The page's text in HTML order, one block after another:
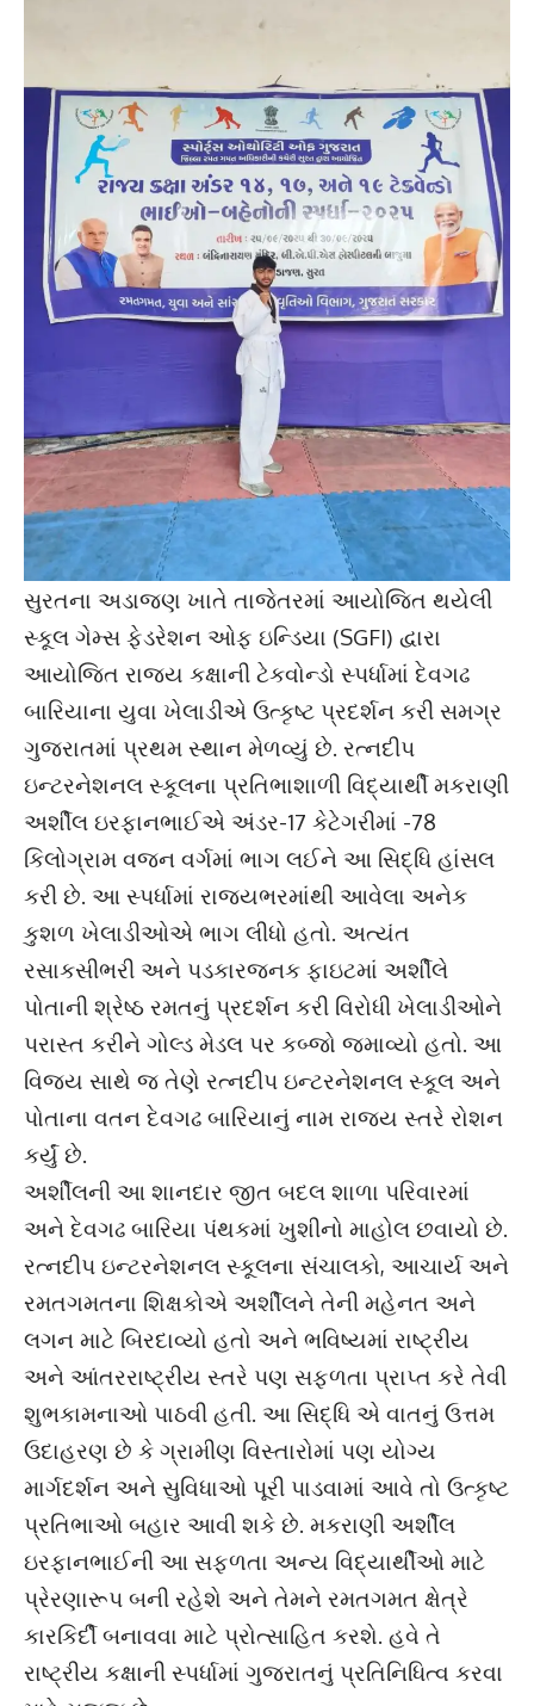
સુરતના અડાજણ ખાતે તાજેતરમાં આયોજિત થયેલી
સ્કૂલ ગેમ્સ ફેડરેશન ઓફ ઇન્ડિયા (SGFI) દ્વારા
આયોજિત રાજ્ય કક્ષાની ટેકવોન્ડો સ્પર્ધામાં દેવગઢ
બારિયાના યુવા ખેલાડીએ ઉત્કૃષ્ટ પ્રદર્શન કરી સમગ્ર
ગુજરાતમાં પ્રથમ સ્થાન મેળવ્યું છે. રત્નદીપ
ઇન્ટરનેશનલ સ્કૂલના પ્રતિભાશાળી વિદ્યાર્થી મકરાણી
અર્શીલ ઇરફાનભાઈએ અંડર-17 કેટેગરીમાં -78
કિલોગ્રામ વજન વર્ગમાં ભાગ લઈને આ સિદ્ધિ હાંસલ
કરી છે. આ સ્પર્ધામાં રાજ્યભરમાંથી આવેલા અનેક
કુશળ ખેલાડીઓએ ભાગ લીધો હતો. અત્યંત
રસાકસીભરી અને પડકારજનક ફાઇટમાં અર્શીલે
પોતાની શ્રેષ્ઠ રમતનું પ્રદર્શન કરી વિરોધી ખેલાડીઓને
પરાસ્ત કરીને ગોલ્ડ મેડલ પર કબ્જો જમાવ્યો હતો. આ
વિજય સાથે જ તેણે રત્નદીપ ઇન્ટરનેશનલ સ્કૂલ અને
પોતાના વતન દેવગઢ બારિયાનું નામ રાજ્ય સ્તરે રોશન
કર્યું છે.
અર્શીલની આ શાનદાર જીત બદલ શાળા પરિવારમાં
અને દેવગઢ બારિયા પંથકમાં ખુશીનો માહોલ છવાયો છે.
રત્નદીપ ઇન્ટરનેશનલ સ્કૂલના સંચાલકો, આચાર્ય અને
રમતગમતના શિક્ષકોએ અર્શીલને તેની મહેનત અને
લગન માટે બિરદાવ્યો હતો અને ભવિષ્યમાં રાષ્ટ્રીય
અને આંતરરાષ્ટ્રીય સ્તરે પણ સફળતા પ્રાપ્ત કરે તેવી
શુભકામનાઓ પાઠવી હતી. આ સિદ્ધિ એ વાતનું ઉત્તમ
ઉદાહરણ છે કે ગ્રામીણ વિસ્તારોમાં પણ યોગ્ય
માર્ગદર્શન અને સુવિધાઓ પૂરી પાડવામાં આવે તો ઉત્કૃષ્ટ
પ્રતિભાઓ બહાર આવી શકે છે. મકરાણી અર્શીલ
ઇરફાનભાઈની આ સફળતા અન્ય વિદ્યાર્થીઓ માટે
પ્રેરણારૂપ બની રહેશે અને તેમને રમતગમત ક્ષેત્રે
કારકિર્દી બનાવવા માટે પ્રોત્સાહિત કરશે. હવે તે
રાષ્ટ્રીય કક્ષાની સ્પર્ધામાં ગુજરાતનું પ્રતિનિધિત્વ કરવા